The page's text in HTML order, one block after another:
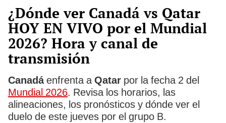
¿Dónde ver Canadá vs Qatar
HOY EN VIVO por el Mundial
2026? Hora y canal de
transmisión
Canadáenfrenta a Qatar por la fecha 2 del
Mundial 2026. Revisa los horarios, las
alineaciones, los pronósticos y dónde ver el
duelo de este jueves por el grupo B.